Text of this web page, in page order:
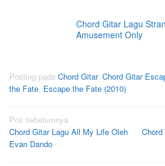
Chord Gitar Lagu
Amusement Only
Posting pada Chord Gitar, Chord Gitar
the Fate, Escape the Fate (2010)
Navigasi
pos
Pos sebelumnya
Chord Gitar Lagu All My Life Oleh
Evan Dando